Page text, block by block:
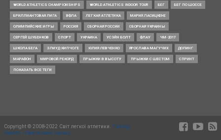
WORLD ATHLETICS CHAMPIONSHIPS WORLD ATHLETICS INDOOR TOUR БЕГ БЕГ ПО ШОССЕ
БРИЛЛИАНТОВАЯ ЛИГА ВФЛА ЛЕГКАЯ АТЛЕТИКА МАРИЯ ЛАСИЦКЕНЕ
ОЛИМПИЙСКИЕ ИГРЫ РОССИЯ СБОРНАЯ РОССИИ СБОРНАЯ УКРАИНЫ
СЕРГЕЙ ШУБЕНКОВ СПОРТ УКРАИНА УСЭЙН БОЛТ ФЛАУ ЧМ-2017
ШКОЛА БЕГА ЭЛИУД КИПЧОГЕ ЮЛИЯ ЛЕВЧЕНКО ЯРОСЛАВА МАГУЧИХ ДОПИНГ
МАРАФОН МИРОВОЙ РЕКОРД ПРЫЖКИ В ВЫСОТУ ПРЫЖКИ С ШЕСТОМ СПРИНТ
ПОКАЗАТЬ ВСЕ ТЕГИ
Copyright © 2008-2022 Світ легкої атлетики. Timing
Events - Квитковий сервіс